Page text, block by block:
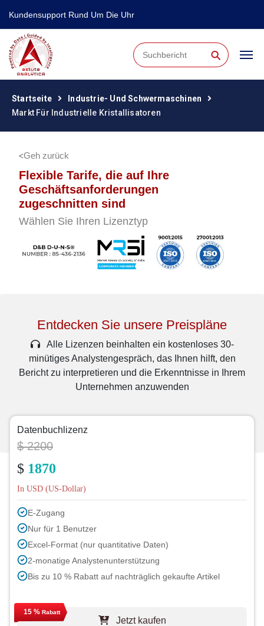
Kundensupport Rund Um Die Uhr
⚲
Startseite
Industrie- Und Schwermaschinen
Markt Für Industrielle Kristallisatoren
Geh zurück
Flexible Tarife, die auf Ihre
Geschäftsanforderungen
zugeschnitten sind
Wählen Sie Ihren Lizenztyp
Entdecken Sie unsere Preispläne
Alle Lizenzen beinhalten ein kostenloses 30-
minütiges Analystengespräch, das Ihnen hilft, den
Bericht zu interpretieren und die Erkenntnisse in Ihrem
Unternehmen anzuwenden
Datenbuchlizenz
$ 2200
$ 1870
In USD (US-Dollar)
E-Zugang
Nur für 1 Benutzer
Excel-Format (nur quantitative Daten)
2-monatige Analystenunterstützung
Bis zu 10 % Rabatt auf nachträglich gekaufte Artikel
15 % Rabatt
Jetzt kaufen